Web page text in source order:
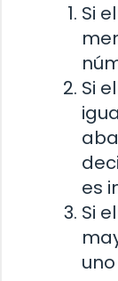
Si
Si
es
Si